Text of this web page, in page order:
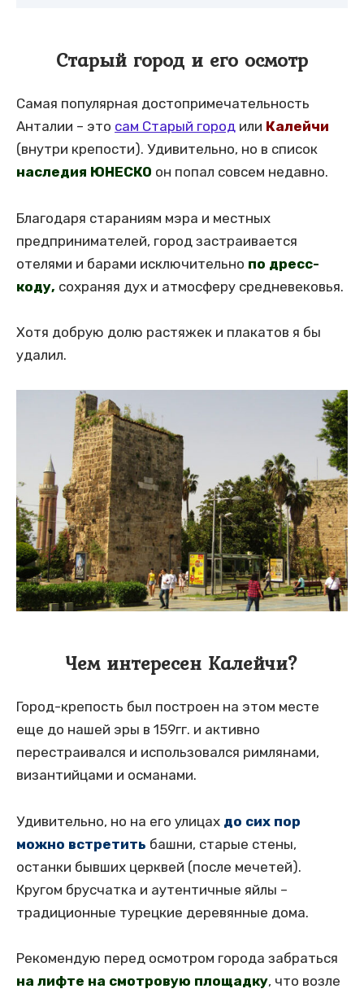
Старый город и его осмотр
Самая популярная достопримечательность
Анталии – это сам Старый город или Калейчи
(внутри крепости). Удивительно, но в список
наследия ЮНЕСКО он попал совсем недавно.
Благодаря стараниям мэра и местных
предпринимателей, город застраивается
отелями и барами исключительно по дресс-
коду, сохраняя дух и атмосферу средневековья.
Хотя добрую долю растяжек и плакатов я бы
удалил.
Чем интересен Калейчи?
Город-крепость был построен на этом месте
еще до нашей эры в 159гг. и активно
перестраивался и использовался римлянами,
византийцами и османами.
Удивительно, но на его улицах до сих пор
можно встретить башни, старые стены,
останки бывших церквей (после мечетей).
Кругом брусчатка и аутентичные яйлы –
традиционные турецкие деревянные дома.
Рекомендую перед осмотром города забраться
на лифте на смотровую площадку, что возле